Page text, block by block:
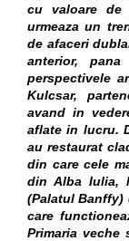
cu valoare de
urmeaza un
de afaceri
anterior,
perspectivele
Kulcsar,
avand in
aflate in lucru.
au restaurat
din care cele
din Alba Iulia,
(Palatul Banffy)
care
Primaria veche